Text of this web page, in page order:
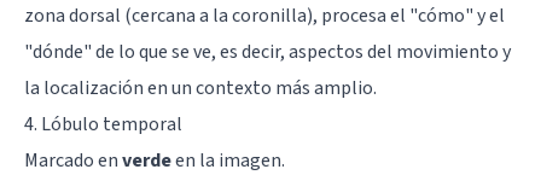
zona dorsal (cercana a la coronilla), procesa el "cómo" y el
"dónde" de lo que se ve, es decir, aspectos del movimiento y
la localización en un contexto más amplio.
4. Lóbulo temporal
Marcado enverdeen la imagen.